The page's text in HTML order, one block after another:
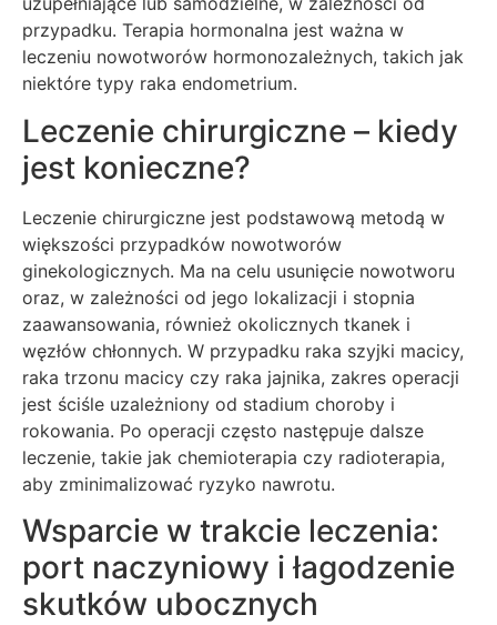
przypadku. Terapia hormonalna jest ważna w
leczeniu nowotworów hormonozależnych, takich jak
niektóre typy raka endometrium.
Leczenie chirurgiczne – kiedy
jest konieczne?
Leczenie chirurgiczne jest podstawową metodą w
większości przypadków nowotworów
ginekologicznych. Ma na celu usunięcie nowotworu
oraz, w zależności od jego lokalizacji i stopnia
zaawansowania, również okolicznych tkanek i
węzłów chłonnych. W przypadku raka szyjki macicy,
raka trzonu macicy czy raka jajnika, zakres operacji
jest ściśle uzależniony od stadium choroby i
rokowania. Po operacji często następuje dalsze
leczenie, takie jak chemioterapia czy radioterapia,
aby zminimalizować ryzyko nawrotu.
Wsparcie w trakcie leczenia:
port naczyniowy i łagodzenie
skutków ubocznych